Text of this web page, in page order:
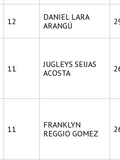
12
DANIEL LARA
ARANGÚ
11
JUGLEYS SEIJAS
ACOSTA
11
FRANKLYN
REGGIO GOMEZ